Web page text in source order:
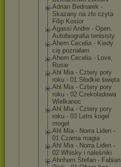
Adrian Bednarek -
Skazany na zło czyta
Filip Kosior
Agassi Andre - Open.
Autobiografia tenisisty
Ahern Cecelia - Kiedy
cię poznałam
Ahern Cecelia - Love,
Rosie
Ahl Mia - Cztery pory
roku - 01 Słodkie święta
Ahl Mia - Cztery pory
roku - 02 Czekoladowa
Wielkanoc
Ahl Mia - Cztery pory
roku - 03 Letni kogel
mogel
Ahl Mia - Norra Liden -
01 Czarna magia
Ahl Mia - Norra Liden -
02 Whisky i naleśniki
Ahnhem Stefan - Fabian